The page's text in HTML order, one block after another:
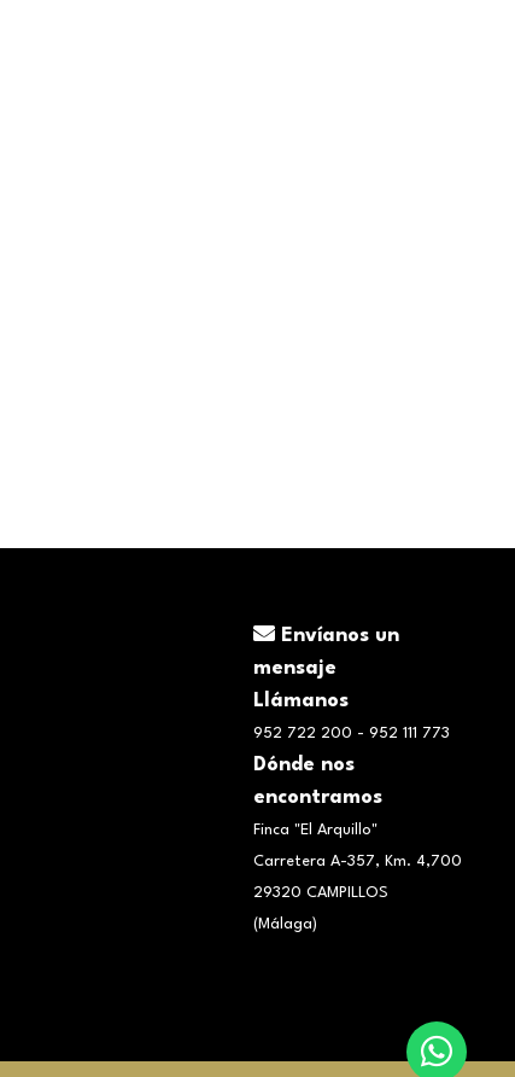
Envíanos un
mensaje
Llámanos
952 722 200 - 952 111 773
Dónde nos
encontramos
Finca "El Arquillo"
Carretera A-357, Km. 4,700
29320 CAMPILLOS
(Málaga)